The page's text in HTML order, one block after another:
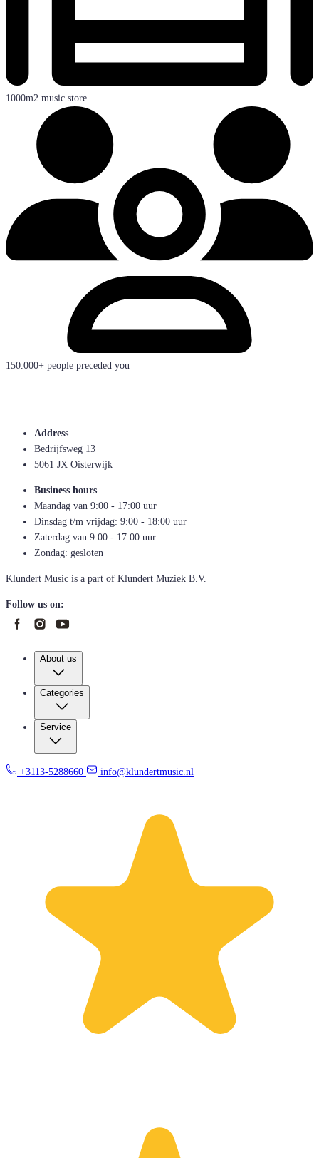
1000m2 music store
150.000+ people preceded you
Address
Bedrijfsweg 13
5061 JX Oisterwijk
Business hours
Maandag van 9:00 - 17:00 uur
Dinsdag t/m vrijdag: 9:00 - 18:00 uur
Zaterdag van 9:00 - 17:00 uur
Zondag: gesloten
Klundert Music is a part of Klundert Muziek B.V.
Follow us on:
About us
Categories
Service
+3113-5288660 info@klundertmusic.nl